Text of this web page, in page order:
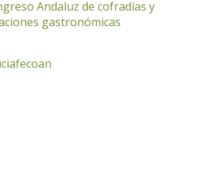
Andaluz de cofradías y
gastronómicas